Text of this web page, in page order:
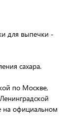
для выпечки -
сахара.
по Москве,
на официальном